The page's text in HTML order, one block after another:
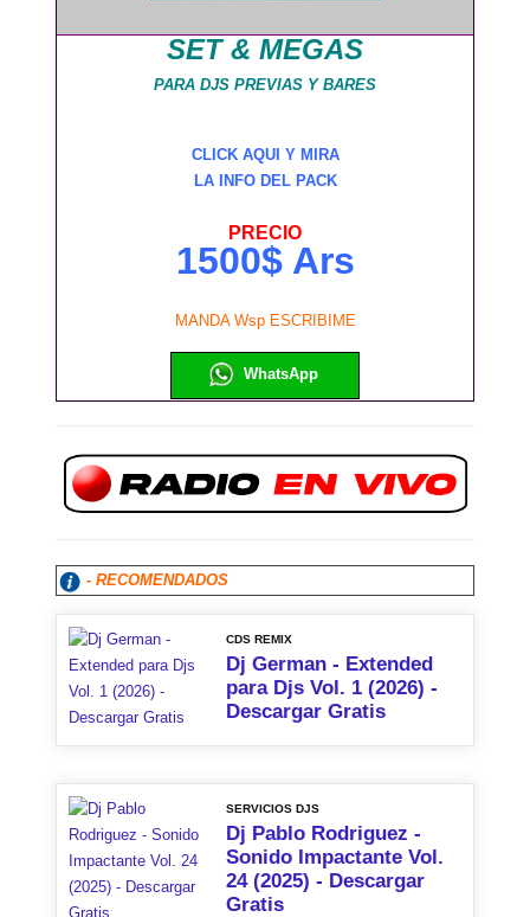
SET & MEGAS
PARA DJS PREVIAS Y BARES
CLICK AQUI Y MIRA
LA INFO DEL PACK
PRECIO
1500$ Ars
MANDA Wsp ESCRIBIME
WhatsApp
- RECOMENDADOS
CDS REMIX
Dj German - Extended
para Djs Vol. 1 (2026) -
Descargar Gratis
SERVICIOS DJS
Dj Pablo Rodriguez -
Sonido Impactante Vol.
24 (2025) - Descargar
Gratis